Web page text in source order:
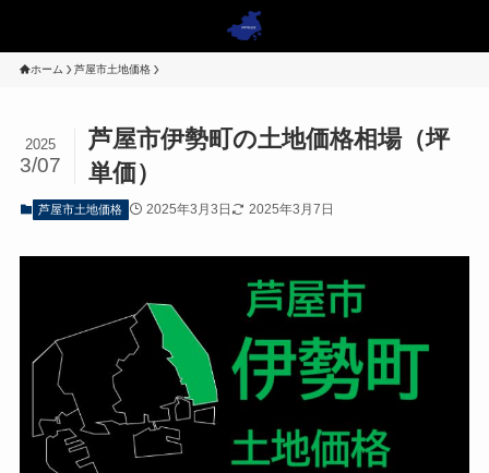
ホーム 芦屋市土地価格
芦屋市伊勢町の土地価格相場（坪
単価）
2025
3/07
芦屋市土地価格 2025年3月3日 2025年3月7日